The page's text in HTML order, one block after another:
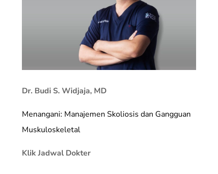
Dr. Budi S. Widjaja, MD
Menangani: Manajemen Skoliosis dan Gangguan
Muskuloskeletal
Klik Jadwal Dokter